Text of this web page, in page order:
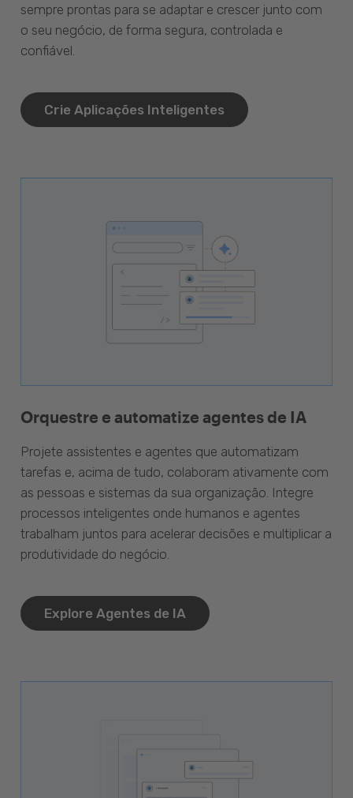
sempre prontas para se adaptar e crescer junto com
o seu negócio, de forma segura, controlada e
confiável.
Crie Aplicações Inteligentes
Orquestre e automatize agentes de IA
Projete assistentes e agentes que automatizam
tarefas e, acima de tudo, colaboram ativamente com
as pessoas e sistemas da sua organização. Integre
processos inteligentes onde humanos e agentes
trabalham juntos para acelerar decisões e multiplicar a
produtividade do negócio.
Explore Agentes de IA